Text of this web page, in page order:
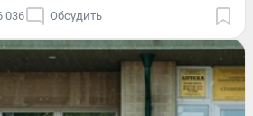
036 Обсудить